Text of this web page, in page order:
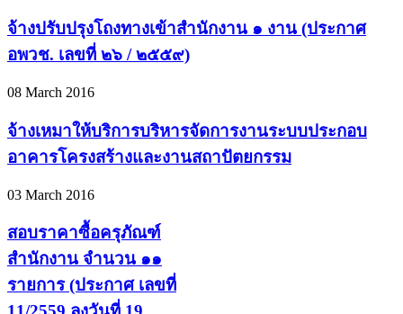
จ้างปรับปรุงโถงทางเข้าสำนักงาน ๑ งาน (ประกาศ
อพวช. เลขที่ ๒๖ / ๒๕๕๙)
08 March 2016
จ้างเหมาให้บริการบริหารจัดการงานระบบประกอบ
อาคารโครงสร้างและงานสถาปัตยกรรม
03 March 2016
สอบราคาซื้อครุภัณฑ์
สำนักงาน จำนวน ๑๑
รายการ (ประกาศ เลขที่